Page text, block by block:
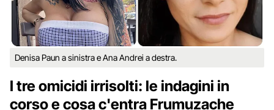
Denisa Paun a sinistra e Ana Andrei a destra.
I tre omicidi irrisolti: le indagini in
corso e cosa c'entra Frumuzache